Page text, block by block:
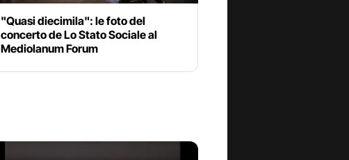
"Quasi diecimila": le foto del
concerto de Lo Stato Sociale al
Mediolanum Forum